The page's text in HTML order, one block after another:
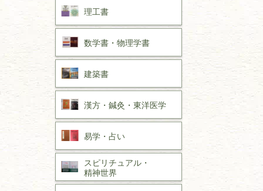
理工書
数学書・ 物理学書
建築書
漢方・ 鍼灸・ 東洋医学
易学・ 占い
スピリチュアル・
精神世界